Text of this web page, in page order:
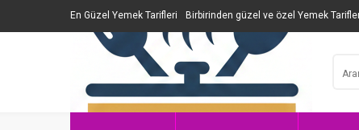
En Güzel Yemek Tarifleri Birbirinden güzel ve özel Yemek